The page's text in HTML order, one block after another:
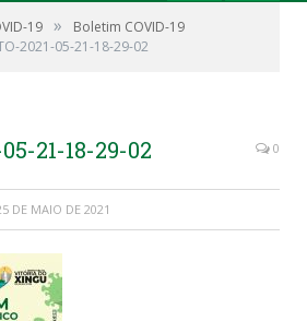
19 »
Boletim COVID-19
2021-05-21-18-29-02
21-18-29-02 0
DE MAIO DE 2021